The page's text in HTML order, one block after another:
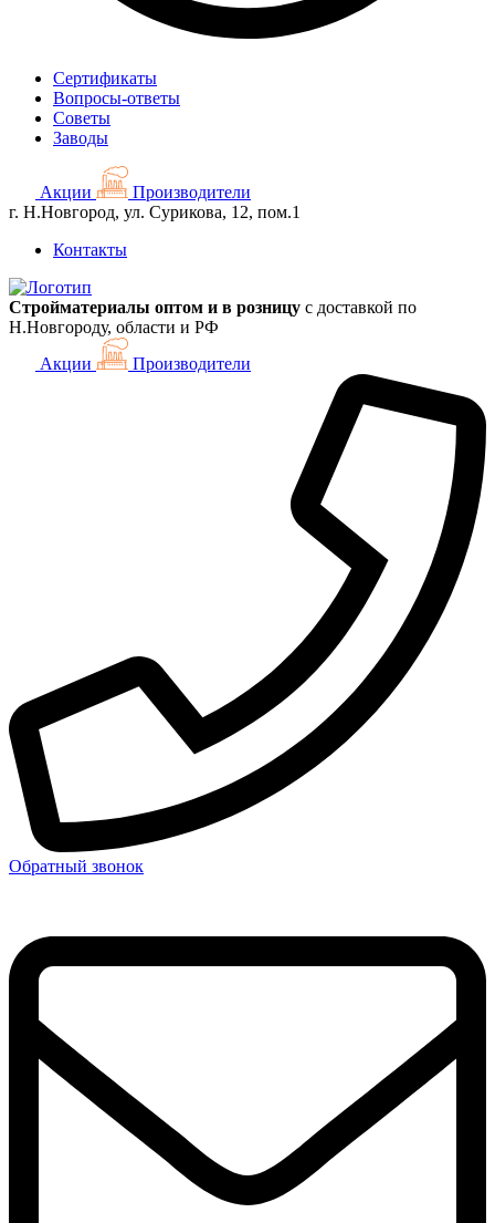
Сертификаты
Вопросы-ответы
Советы
Заводы
Акции
Производители
г. Н.Новгород, ул. Сурикова, 12, пом.1
Контакты
Стройматериалы оптом и в розницу с доставкой по
Н.Новгороду, области и РФ
Акции
Производители
Обратный звонок